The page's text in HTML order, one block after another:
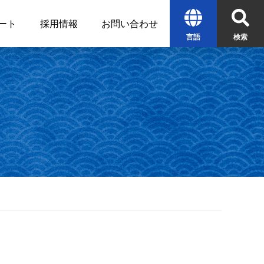
ト 採用情報 お問い合わせ
言語
English 中文 한글
検索
検索